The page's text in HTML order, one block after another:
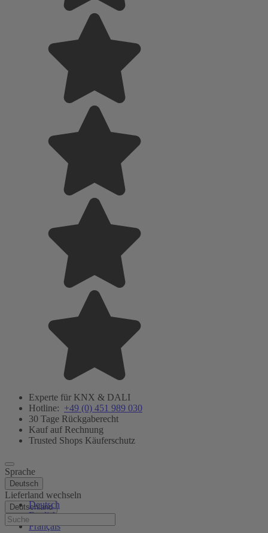
Experte für KNX & DALI
Hotline: +49 (0) 451 989 030
30 Tage Rückgaberecht
Kauf auf Rechnung
Trusted Shops Käuferschutz
Sprache
Deutsch
Deutsch
English
Français
Lieferland wechseln
Deutschland
Hilfe